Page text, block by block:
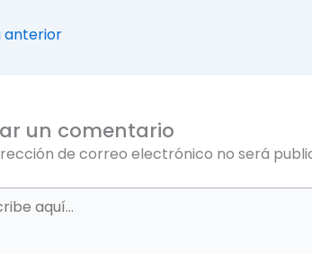
anterior
un comentario
de correo electrónico no será